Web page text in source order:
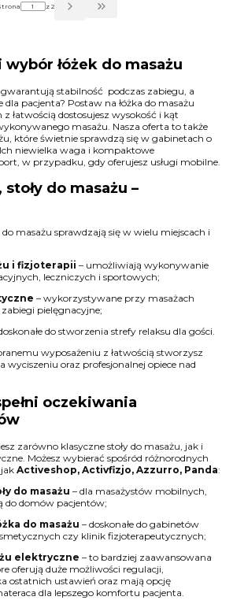
z 2 Przejdź do ostatniej strony z
łóżek do masażu
stabilność podczas zabiegu, a
pacjenta? Postaw na łóżka do masażu
łatwością dostosujesz wysokość i kąt
masażu. Nasza oferta to także
które świetnie sprawdzą się w gabinetach o
niewielka waga i kompaktowe
w przypadku, gdy oferujesz usługi mobilne.
stoły do masażu –
do masażu sprawdzają się w wielu miejscach i
i fizjoterapii – umożliwiają wykonywanie
leczniczych i sportowych;
– wykorzystywane przy masażach
pielęgnacyjne;
do stworzenia strefy relaksu dla gości.
wyposażeniu z łatwością stworzysz
wyciszeniu oraz profesjonalnej opiece nad
oczekiwania
zarówno klasyczne stoły do masażu, jak i
Możesz wybierać spośród różnorodnych
Activeshop, Activfizjo, Azzurro, Panda:
do masażu – dla masażystów mobilnych,
do domów pacjentów;
do masażu – doskonałe do gabinetów
czy klinik fizjoterapeutycznych;
elektryczne – to bardziej zaawansowana
oferują duże możliwości regulacji,
ostatnich ustawień oraz mają opcję
dla lepszego komfortu pacjenta.